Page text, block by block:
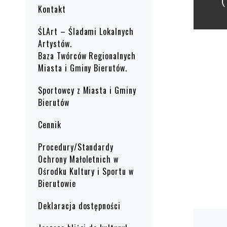
Kontakt
ŚLArt – Śladami Lokalnych
Artystów.
Baza Twórców Regionalnych
Miasta i Gminy Bierutów.
Sportowcy z Miasta i Gminy
Bierutów
Cennik
Procedury/Standardy
Ochrony Małoletnich w
Ośrodku Kultury i Sportu w
Bierutowie
Deklaracja dostępności